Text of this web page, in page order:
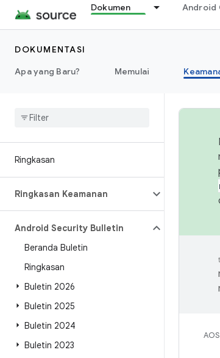
Dokumen Android
DOKUMENTASI
Apa yang Baru?
Memulai
Ringkasan
Ringkasan Keamanan
Android Security Bulletin
Beranda Buletin
Ringkasan
Buletin 2026
Buletin 2025
Buletin 2024
Buletin 2023